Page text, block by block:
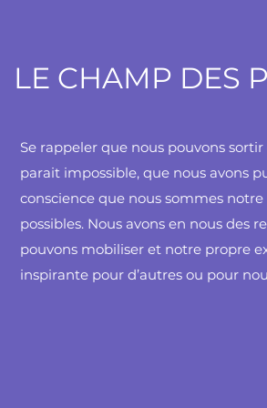
LE CHAMP DES
Se rappeler que nous pouvons
parait impossible, que nous avons
conscience que nous sommes
possibles. Nous avons en nous des
pouvons mobiliser et notre propre
inspirante pour d’autres ou pour